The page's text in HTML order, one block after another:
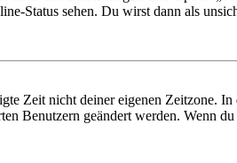
Status sehen. Du wirst dann als
Zeit nicht deiner eigenen Zeitzone.
Benutzern geändert werden. Wenn